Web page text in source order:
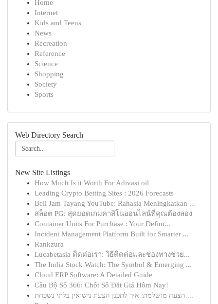
Home
Internet
Kids and Teens
News
Recreation
Reference
Science
Shopping
Society
Sports
Web Directory Search
New Site Listings
How Much Is it Worth For Adivasi oil
Leading Crypto Betting Sites : 2026 Forecasts
Beli Jam Tayang YouTube: Rahasia Meningkatkan ...
สล็อต PG: สุดยอดเกมคาสิโนออนไลน์ที่คุณต้องลอง
Container Units For Purchase : Your Defini...
Incident Management Platform Built for Smarter ...
Rankzura
Lucabetasia ติดต่อเรา: วิธีติดต่อและช่องทางช่วย...
The India Stock Watch: The Symbol & Emerging ...
Cloud ERP Software: A Detailed Guide
Cầu Bộ Số 366: Chốt Số Đắt Giá Hôm Nay!
הצעה מושלמת: איך לתכנן הצעת נישואין בלתי נשכחת ...